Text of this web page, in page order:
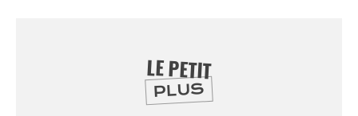
LE PETIT
PLUS
SE
DIVERTIR